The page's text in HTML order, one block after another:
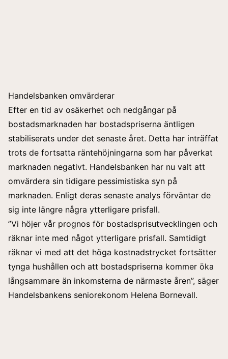
Handelsbanken omvärderar
Efter en tid av osäkerhet och nedgångar på
bostadsmarknaden har bostadspriserna äntligen
stabiliserats under det senaste året. Detta har inträffat
trots de fortsatta räntehöjningarna som har påverkat
marknaden negativt. Handelsbanken har nu valt att
omvärdera sin tidigare pessimistiska syn på
marknaden. Enligt deras senaste analys förväntar de
sig inte längre några ytterligare prisfall.
”Vi höjer vår prognos för bostadsprisutvecklingen och
räknar inte med något ytterligare prisfall. Samtidigt
räknar vi med att det höga kostnadstrycket fortsätter
tynga hushållen och att bostadspriserna kommer öka
långsammare än inkomsterna de närmaste åren”, säger
Handelsbankens seniorekonom Helena Bornevall.